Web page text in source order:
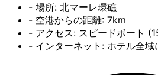
- 場所: 北マーレ環礁
- 空港からの距離: 7km
- アクセス: スピードボート
- インターネット: ホテル全域